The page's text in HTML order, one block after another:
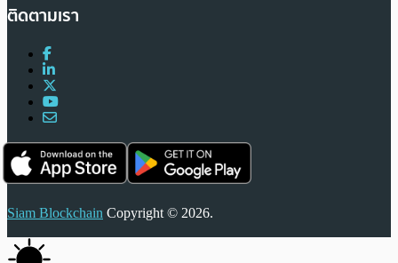
ติดตามเรา
Siam Blockchain Copyright © 2026.